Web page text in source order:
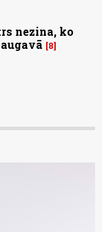
nezina, ko
8